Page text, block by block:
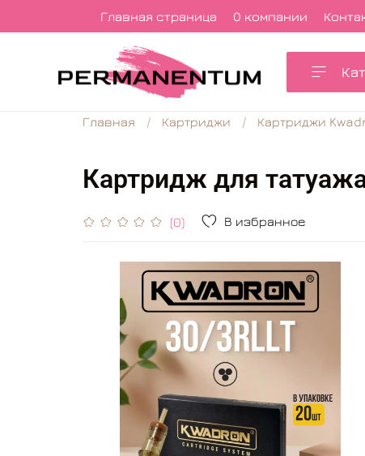
Главная страница О компании
Главная Картриджи Картриджи
Картридж для
(0) В избранное